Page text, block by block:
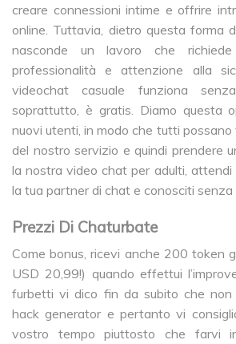
creare connessioni intime e offrire
online. Tuttavia, dietro questa forma
nasconde un lavoro che
professionalità e attenzione alla
videochat casuale funziona
soprattutto, è gratis. Diamo questa
nuovi utenti, in modo che tutti
del nostro servizio e quindi prendere
la nostra video chat per adulti, attendi
la tua partner di chat e conosciti senza
Prezzi Di Chaturbate
Come bonus, ricevi anche 200 token
USD 20,99!) quando effettui
furbetti vi dico fin da subito che non
hack generator e pertanto vi
vostro tempo piuttosto che farvi